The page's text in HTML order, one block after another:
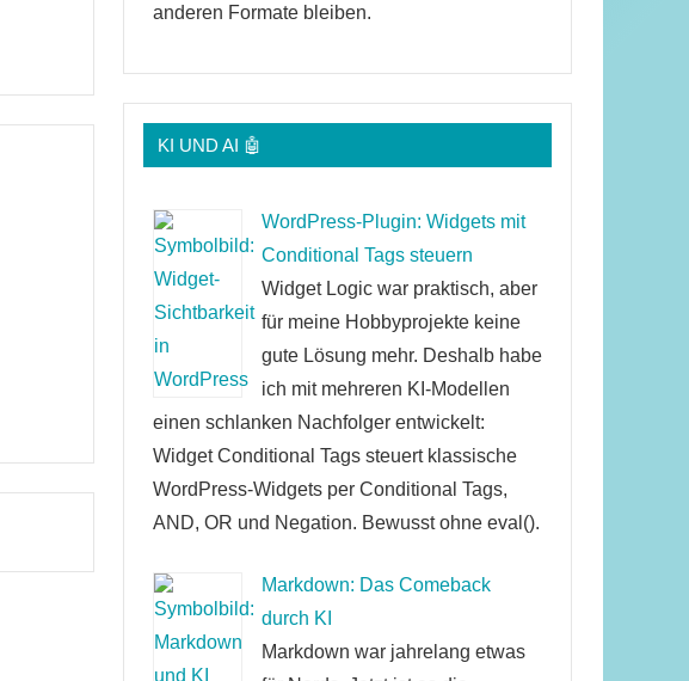
anderen Formate bleiben.
KI UND AI 🤖
WordPress-Plugin: Widgets mit
Conditional Tags steuern
Widget Logic war praktisch, aber
für meine Hobbyprojekte keine
gute Lösung mehr. Deshalb habe
ich mit mehreren KI-Modellen
einen schlanken Nachfolger entwickelt:
Widget Conditional Tags steuert klassische
WordPress-Widgets per Conditional Tags,
AND, OR und Negation. Bewusst ohne eval().
Markdown: Das Comeback
durch KI
Markdown war jahrelang etwas